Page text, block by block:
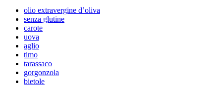
olio extravergine d’oliva
senza glutine
carote
uova
aglio
timo
tarassaco
gorgonzola
bietole